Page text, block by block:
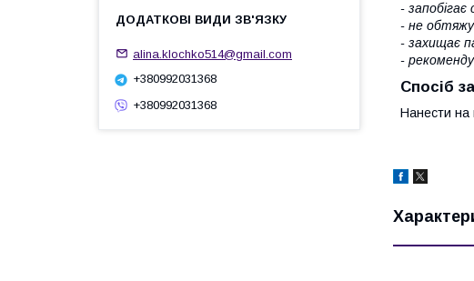
- запобігає
- не
- захищає
-
Спосіб
Нанести на
alina.klochko514@gmail.com
+380992031368
+380992031368